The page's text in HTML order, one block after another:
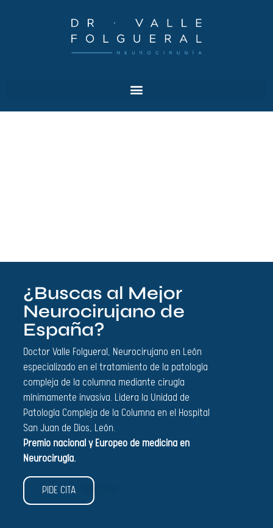
¿Buscas al Mejor
Neurocirujano de
España?
Doctor Valle Folgueral, Neurocirujano en León
especializado en el tratamiento de la patología
compleja de la columna mediante cirugía
mínimamente invasiva. Lidera la Unidad de
Patología Compleja de la Columna en el Hospital
San Juan de Dios, León.
Premio nacional y Europeo de medicina en
Neurocirugía.
PIDE CITA